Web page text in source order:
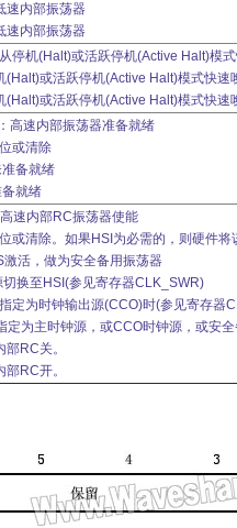
速内部振荡器
速内部振荡器
停机(Halt)或活跃停机(Active Halt)模
(Halt)或活跃停机(Active Halt)模式快速
(Halt)或活跃停机(Active Halt)模式快速
高速内部振荡器准备就绪
或清除
备就绪
就绪
速内部RC振荡器使能
或清除。如果HSI为必需的，则硬件将
激活，做为安全备用振荡器
切换至HSI(参见寄存器CLK_SWR)
定为时钟输出源(CCO)时(参见寄存器
定为主时钟源，或CCO时钟源，或安
RC关。
RC开。